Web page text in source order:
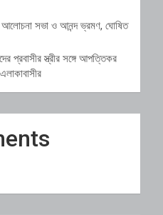
আলোচনা সভা ও আনন্দ ভ্রমণ, ঘোষিত
প্রবাসীর স্ত্রীর সঙ্গে আপত্তিকর